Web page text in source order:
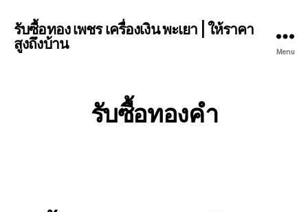
รับซื้อทอง เพชร เครื่องเงิน พะเยา | ให้ราคา
สูงถึงบ้าน
Menu
รับซื้อทองคำ